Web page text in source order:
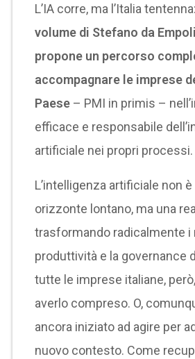
L’IA corre, ma l’Italia
volume di Stefano da
propone un percorso
accompagnare le imprese
Paese – PMI in primis –
efficace e responsabile
artificiale nei propri processi.
L’intelligenza artificiale non è
orizzonte lontano, ma una
trasformando radicalmente i
produttività e la governance
tutte le imprese italiane,
averlo compreso. O,
ancora iniziato ad agire per
nuovo contesto. Come